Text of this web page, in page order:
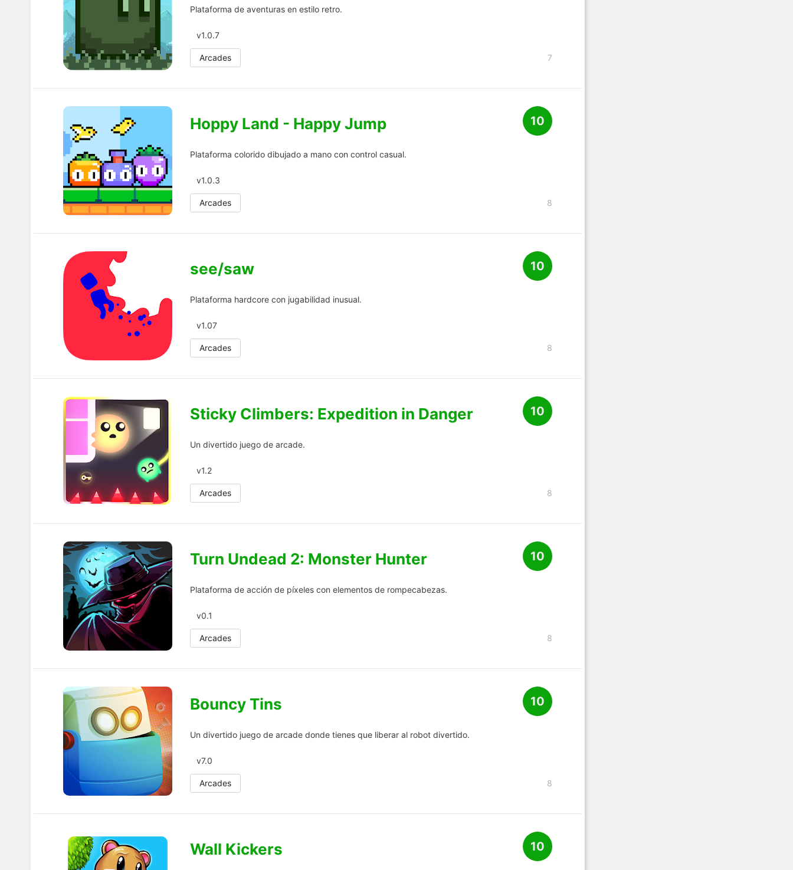
Plataforma de aventuras en estilo retro.
v1.0.7
Arcades 7
10
Hoppy Land - Happy Jump
Plataforma colorido dibujado a mano con control casual.
v1.0.3
Arcades 8
10
see/saw
Plataforma hardcore con jugabilidad inusual.
v1.07
Arcades 8
10
Sticky Climbers: Expedition in Danger
Un divertido juego de arcade.
v1.2
Arcades 8
10
Turn Undead 2: Monster Hunter
Plataforma de acción de píxeles con elementos de rompecabezas.
v0.1
Arcades 8
10
Bouncy Tins
Un divertido juego de arcade donde tienes que liberar al robot divertido.
v7.0
Arcades 8
10
Wall Kickers